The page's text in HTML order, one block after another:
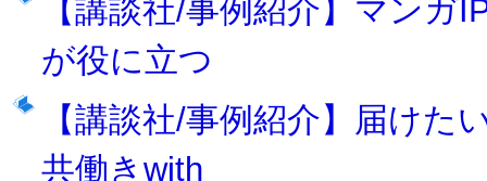
【講談社/事例紹介】マン
が役に立つ
【講談社/事例紹介】届け
共働きwith